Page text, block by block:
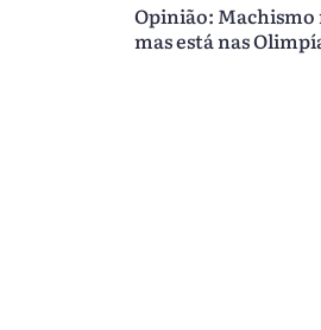
Opinião: Machismo
mas está nas